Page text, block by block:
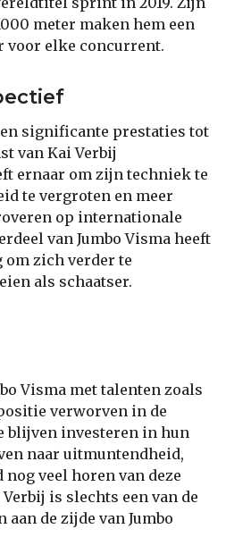
meter maken hem een
voor elke concurrent.
significante prestaties tot
van Kai Verbij
ernaar om zijn techniek te
te vergroten en meer
op internationale
van Jumbo Visma heeft
om zich verder te
als schaatser.
Visma met talenten zoals
verworven in de
blijven investeren in hun
naar uitmuntendheid,
veel horen van deze
is slechts een van de
de zijde van Jumbo